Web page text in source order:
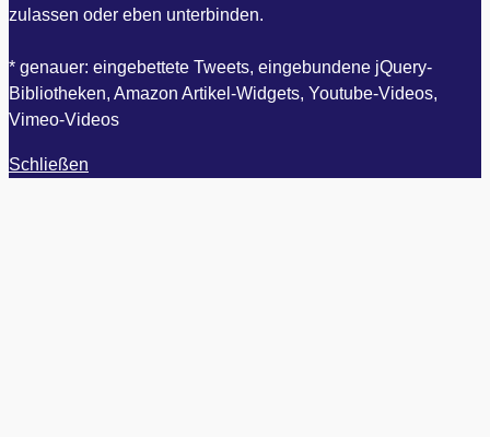
zulassen oder eben unterbinden.
* genauer: eingebettete Tweets, eingebundene jQuery-
Bibliotheken, Amazon Artikel-Widgets, Youtube-Videos,
Vimeo-Videos
Schließen